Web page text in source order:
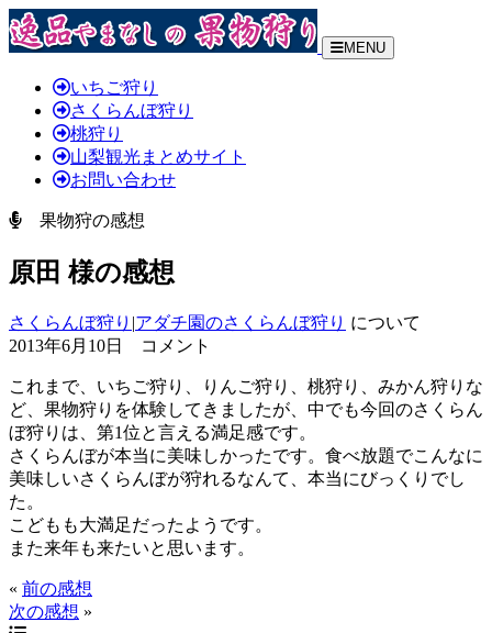
MENU
いちご狩り
さくらんぼ狩り
桃狩り
山梨観光まとめサイト
お問い合わせ
果物狩の感想
原田 様の感想
さくらんぼ狩り |アダチ園のさくらんぼ狩り について
2013年6月10日 コメント
これまで、いちご狩り、りんご狩り、桃狩り、みかん狩りな
ど、果物狩りを体験してきましたが、中でも今回のさくらん
ぼ狩りは、第1位と言える満足感です。
さくらんぼが本当に美味しかったです。食べ放題でこんなに
美味しいさくらんぼが狩れるなんて、本当にびっくりでし
た。
こどもも大満足だったようです。
また来年も来たいと思います。
« 前の感想
次の感想 »